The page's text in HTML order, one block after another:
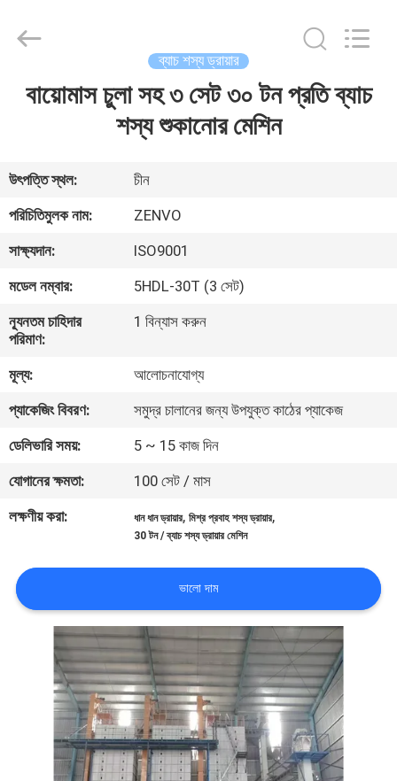
বাড়ি
আমাদের
সম্পর্কে
কারখানা
ভ্রমণ
মান
নিয়ন্ত্রণ
যোগাযোগ
করুন
খবর
উদ্ধৃতির
আবেদন
Reserved.
ব্যাচ শস্য ড্রায়ার
বায়োমাস চুলা সহ ৩ সেট ৩০ টন প্রতি ব্যাচ
শস্য শুকানোর মেশিন
উৎপত্তি স্থল:
চীন
পরিচিতিমুলক নাম:
ZENVO
সাক্ষ্যদান:
ISO9001
মডেল নম্বার:
5HDL-30T (3 সেট)
ন্যূনতম চাহিদার
পরিমাণ:
1 বিন্যাস করুন
মূল্য:
আলোচনাযোগ্য
প্যাকেজিং বিবরণ:
সমুদ্র চালানের জন্য উপযুক্ত কাঠের প্যাকেজ
ডেলিভারি সময়:
5 ~ 15 কাজ দিন
যোগানের ক্ষমতা:
100 সেট / মাস
লক্ষণীয় করা:
ধান ধান ড্রায়ার,মিশ্র প্রবাহ শস্য ড্রায়ার,
30 টন / ব্যাচ শস্য ড্রায়ার মেশিন
ভালো দাম